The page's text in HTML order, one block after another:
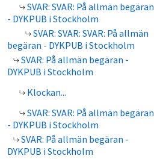
SVAR: SVAR: På allmän begäran
- DYKPUB i Stockholm
SVAR: SVAR: SVAR: På allmän
begäran - DYKPUB i Stockholm
SVAR: På allmän begäran -
DYKPUB i Stockholm
Klockan...
SVAR: SVAR: På allmän begäran
- DYKPUB i Stockholm
SVAR: På allmän begäran -
DYKPUB i Stockholm